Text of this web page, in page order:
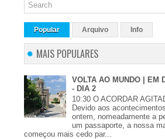
Popular Arquivo Info
MAIS POPULARES
VOLTA AO MUNDO | EM
- DIA 2
10:30 O ACORDAR
Devido aos
ontem, nomeadamente a
um passaporte, a nossa
começou mais cedo par...